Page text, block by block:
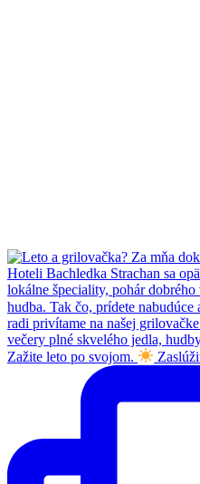
Zažite leto po svojom.